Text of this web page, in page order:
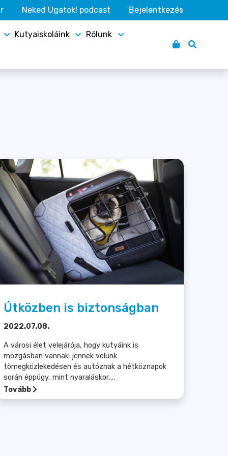
Neked Ugatok! podcast Bejelentkezés
Kutyaiskoláink Rólunk
Útközben is biztonságban
2022.07.08.
A városi élet velejárója, hogy kutyáink is
mozgásban vannak: jönnek velünk
tömegközlekedésen és autóznak a hétköznapok
során éppúgy, mint nyaraláskor,...
Tovább